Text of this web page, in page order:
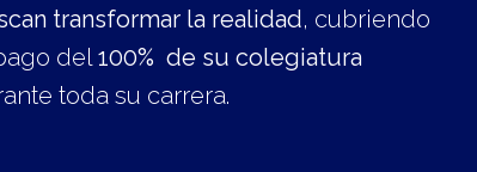
transformar la realidad, cubriendo
del100% de su colegiatura
toda su carrera.